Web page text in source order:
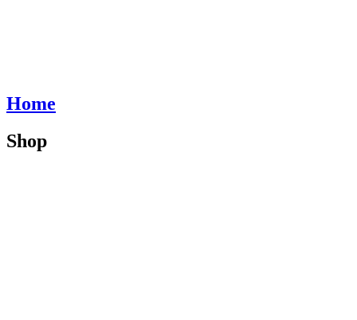
Home
Shop